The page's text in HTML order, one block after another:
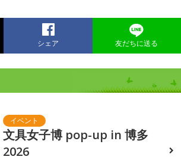
シェア 友だちに送る
文具女子博 pop-up in 博多
2026